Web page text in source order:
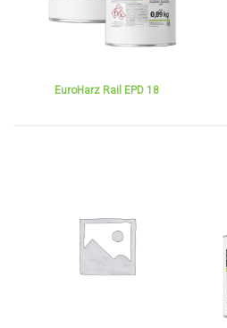
EuroHarz Rail EPD 18